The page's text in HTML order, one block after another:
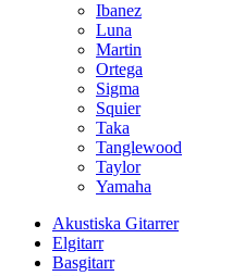
Ibanez
Luna
Martin
Ortega
Sigma
Squier
Taka
Tanglewood
Taylor
Yamaha
Akustiska Gitarrer
Elgitarr
Basgitarr